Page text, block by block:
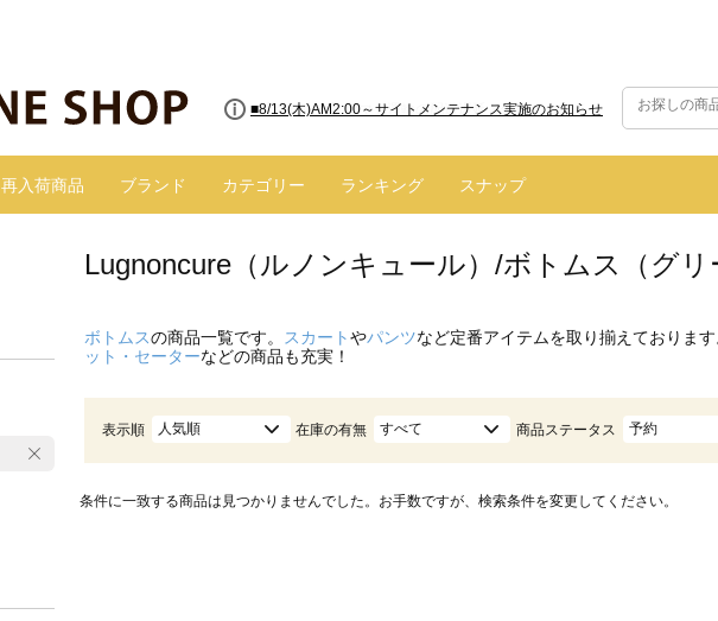
■8/13(木)AM2:00～サイトメンテナンス実施のお知らせ
再入荷商品 ブランド カテゴリー ランキング スナップ
Lugnoncure（ルノンキュール）/ボトムス（グリ
ボトムスの商品一覧です。 スカートやパンツなど定番アイテムを取り揃えておりま
ット・セーターなどの商品も充実！
表示順 人気順 在庫の有無 すべて 商品ステータス 予約
条件に一致する商品は見つかりませんでした。お手数ですが、検索条件を変更してください。